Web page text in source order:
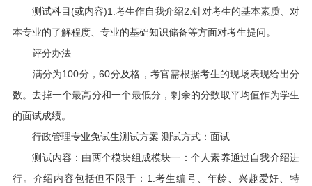
测试科目(或内容)1.考生作自我介绍2.针对考生的基本素质、对
本专业的了解程度、专业的基础知识储备等方面对考生提问。
评分办法
满分为100分，60分及格，考官需根据考生的现场表现给出分
数。去掉一个最高分和一个最低分，剩余的分数取平均值作为学生
的面试成绩。
行政管理专业免试生测试方案 测试方式：面试
测试内容：由两个模块组成模块一：个人素养通过自我介绍进
行。介绍内容包括但不限于：1.考生编号、年龄、兴趣爱好、特